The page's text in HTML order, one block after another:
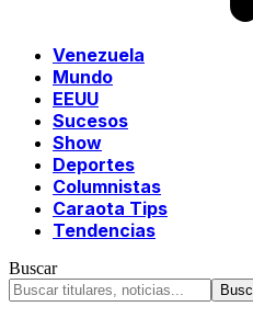
Venezuela
Mundo
EEUU
Sucesos
Show
Deportes
Columnistas
Caraota Tips
Tendencias
Buscar